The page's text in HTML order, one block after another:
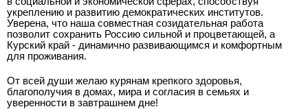
укреплению и развитию демократических институтов.
Уверена, что наша совместная созидательная работа
позволит сохранить Россию сильной и процветающей, а
Курский край - динамично развивающимся и комфортным
для проживания.
От всей души желаю курянам крепкого здоровья,
благополучия в домах, мира и согласия в семьях и
уверенности в завтрашнем дне!